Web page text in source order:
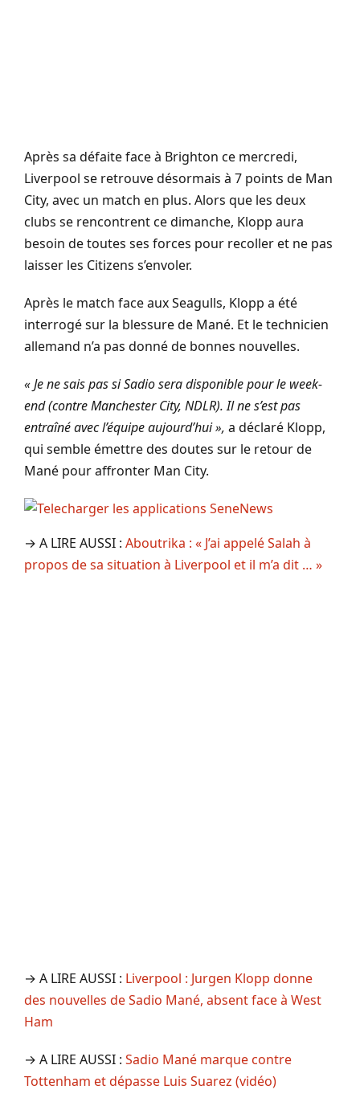
Après sa défaite face à Brighton ce mercredi,
Liverpool se retrouve désormais à 7 points de Man
City, avec un match en plus. Alors que les deux
clubs se rencontrent ce dimanche, Klopp aura
besoin de toutes ses forces pour recoller et ne pas
laisser les Citizens s’envoler.
Après le match face aux Seagulls, Klopp a été
interrogé sur la blessure de Mané. Et le technicien
allemand n’a pas donné de bonnes nouvelles.
« Je ne sais pas si Sadio sera disponible pour le week-
end (contre Manchester City, NDLR). Il ne s’est pas
entraîné avec l’équipe aujourd’hui », a déclaré Klopp,
qui semble émettre des doutes sur le retour de
Mané pour affronter Man City.
→ A LIRE AUSSI : Aboutrika : « J’ai appelé Salah à
propos de sa situation à Liverpool et il m’a dit … »
→ A LIRE AUSSI : Liverpool : Jurgen Klopp donne
des nouvelles de Sadio Mané, absent face à West
Ham
→ A LIRE AUSSI : Sadio Mané marque contre
Tottenham et dépasse Luis Suarez (vidéo)